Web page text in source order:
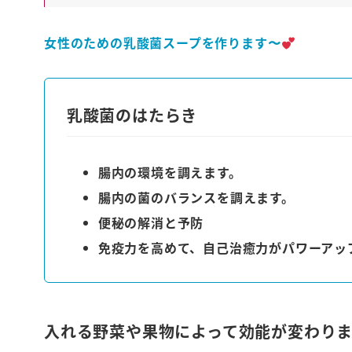
女性のための乳酸菌スープを作ります〜
乳酸菌のはたらき
腸内の環境を調えます。
腸内の菌のバランスを調えます。
便秘の解消と予防
免疫力を高めて、自己治癒力がパワーアッ
入れる野菜や果物によって効能が変わり